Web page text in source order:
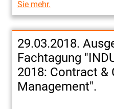
Sie mehr.
29.03.2018.
Fachtagung
2018: Contract &
Management".